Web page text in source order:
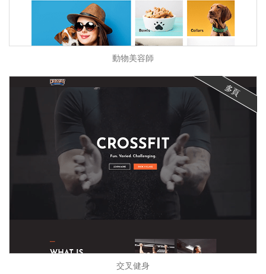
動物美容師
多頁
交叉健身